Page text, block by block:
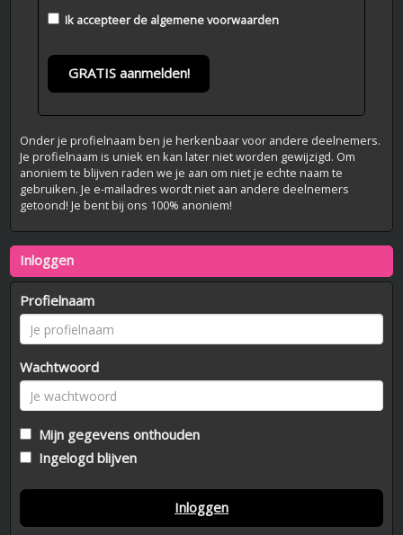
Ik accepteer de algemene voorwaarden
GRATIS aanmelden!
Onder je profielnaam ben je herkenbaar voor andere deelnemers.
Je profielnaam is uniek en kan later niet worden gewijzigd. Om
anoniem te blijven raden we je aan om niet je echte naam te
gebruiken. Je e-mailadres wordt niet aan andere deelnemers
getoond! Je bent bij ons 100% anoniem!
Inloggen
Profielnaam
Wachtwoord
Mijn gegevens onthouden
Ingelogd blijven
Inloggen